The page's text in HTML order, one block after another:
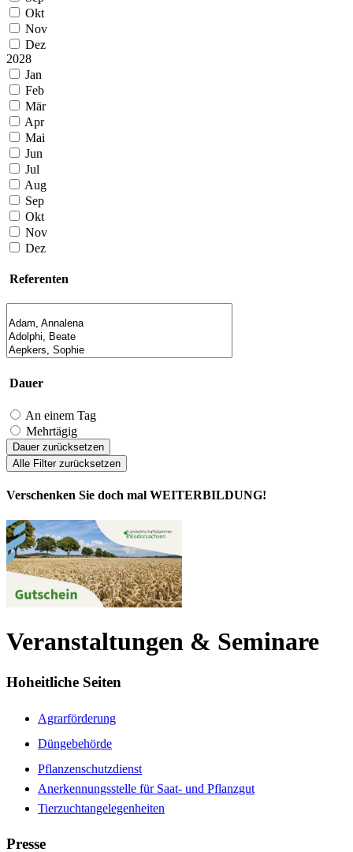
Okt
Nov
Dez
2028
Jan
Feb
Mär
Apr
Mai
Jun
Jul
Aug
Sep
Okt
Nov
Dez
Referenten
Dauer
An einem Tag
Mehrtägig
Dauer zurücksetzen
Alle Filter zurücksetzen
Verschenken Sie doch mal WEITERBILDUNG!
Veranstaltungen & Seminare
Hoheitliche Seiten
Agrarförderung
Düngebehörde
Pflanzenschutzdienst
Anerkennungsstelle für Saat- und Pflanzgut
Tierzuchtangelegenheiten
Presse